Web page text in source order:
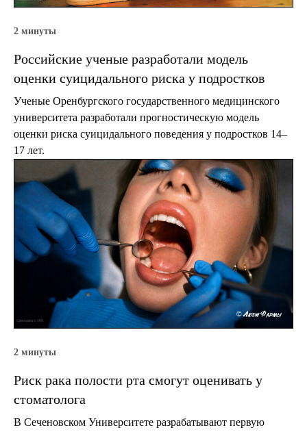
2 минуты
Российские ученые разработали модель
оценки суицидального риска у подростков
Ученые Оренбургского государственного медицинского
университета разработали прогностическую модель
оценки риска суицидального поведения у подростков 14–
17 лет.
2 минуты
Риск рака полости рта смогут оценивать у
стоматолога
В Сеченовском Университете разрабатывают первую